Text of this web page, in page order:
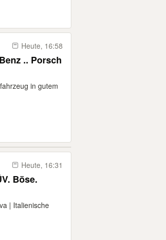
Heute, 16:58
in gutem
Heute, 16:31
Böse.
| Italienische